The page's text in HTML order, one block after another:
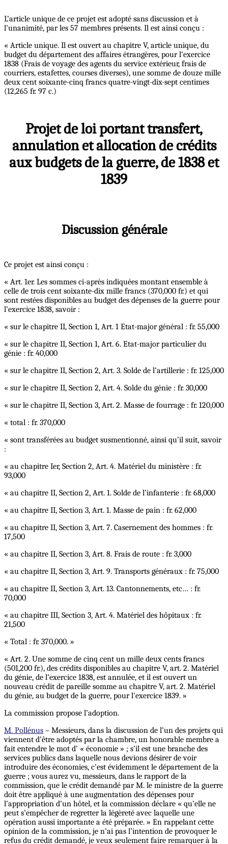
L’article unique de ce projet est adopté sans discussion et à
l’unanimité, par les 57 membres présents. Il est ainsi conçu :
« Article unique. Il est ouvert au chapitre V, article unique, du
budget du département des affaires étrangères, pour l’exercice
1838 (Frais de voyage des agents du service extérieur, frais de
courriers, estafettes, courses diverses), une somme de douze mille
deux cent soixante-cinq francs quatre-vingt-dix-sept centimes
(12,265 fr. 97 c.)
Projet de loi portant transfert,
annulation et allocation de crédits
aux budgets de la guerre, de 1838 et
1839
Discussion générale
Ce projet est ainsi conçu :
« Art. 1er. Les sommes ci-après indiquées montant ensemble à
celle de trois cent soixante-dix mille francs (370,000 fr.) et qui
sont restées disponibles au budget des dépenses de la guerre pour
l’exercice 1838, savoir :
« sur le chapitre II, Section 1, Art. 1 Etat-major général : fr. 55,000
« sur le chapitre II, Section 1, Art. 6. Etat-major particulier du
génie : fr. 40,000
« sur le chapitre II, Section 2, Art. 3. Solde de l’artillerie : fr. 125,000
« sur le chapitre II, Section 2, Art. 4. Solde du génie : fr. 30,000
« sur le chapitre II, Section 3, Art. 2. Masse de fourrage : fr. 120,000
« total : fr. 370,000
« sont transférées au budget susmentionné, ainsi qu’il suit, savoir
:
« au chapitre Ier, Section 2, Art. 4. Matériel du ministère : fr.
93,000
« au chapitre II, Section 2, Art. 1. Solde de l’infanterie : fr. 68,000
« au chapitre II, Section 3, Art. 1. Masse de pain : fr. 62,000
« au chapitre II, Section 3, Art. 7. Casernement des hommes : fr.
17,500
« au chapitre II, Section 3, Art. 8. Frais de route : fr. 3,000
« au chapitre II, Section 3, Art. 9. Transports généraux : fr. 75,000
« au chapitre II, Section 3, Art. 13. Cantonnements, etc… : fr.
70,000
« au chapitre III, Section 3, Art. 4. Matériel des hôpitaux : fr.
21,500
« Total : fr. 370,000. »
« Art. 2. Une somme de cinq cent un mille deux cents francs
(501,200 fr.), des crédits disponibles au chapitre V, art. 2. Matériel
du génie, de l’exercice 1838, est annulée, et il est ouvert un
nouveau crédit de pareille somme au chapitre V, art. 2. Matériel
du génie, au budget de la guerre, pour l’exercice 1839. »
La commission propose l’adoption.
M. Pollénus – Messieurs, dans la discussion de l’un des projets qui
viennent d’être adoptés par la chambre, un honorable membre a
fait entendre le mot d’ « économie » ; s’il est une branche des
services publics dans laquelle nous devions désirer de voir
introduire des économies, c’est évidemment le département de la
guerre ; vous aurez vu, messieurs, dans le rapport de la
commission, que le crédit demandé par M. le ministre de la guerre
doit être appliqué à une augmentation des dépenses pour
l’appropriation d’un hôtel, et la commission déclare « qu’elle ne
peut s’empêcher de regretter la légèreté avec laquelle une
opération aussi importante a été préparée. » En rappelant cette
opinion de la commission, je n’ai pas l’intention de provoquer le
refus du crédit demandé, je veux seulement faire remarquer à la